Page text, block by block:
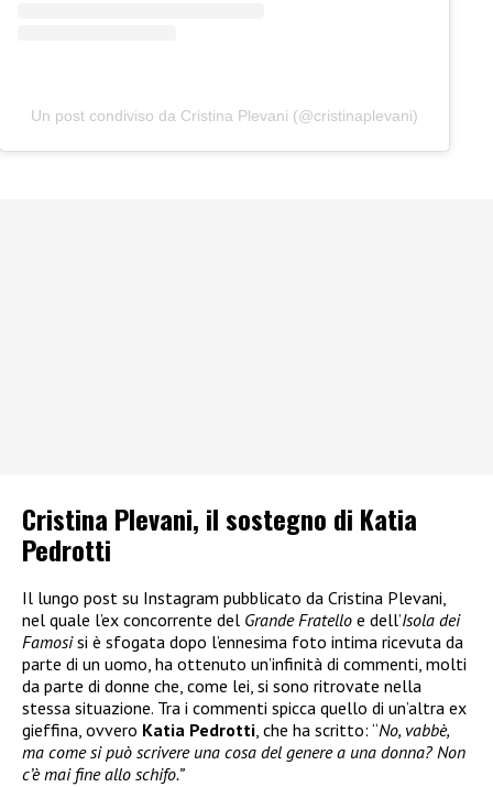
Un post condiviso da Cristina Plevani (@cristinaplevani)
Cristina Plevani, il sostegno di Katia
Pedrotti
Il lungo post su Instagram pubblicato da Cristina Plevani,
nel quale l’ex concorrente del Grande Fratello e dell’Isola dei
Famosisi è sfogata dopo l’ennesima foto intima ricevuta da
parte di un uomo, ha ottenuto un’infinità di commenti, molti
da parte di donne che, come lei, si sono ritrovate nella
stessa situazione. Tra i commenti spicca quello di un’altra ex
gieffina, ovvero Katia Pedrotti, che ha scritto: “No, vabbè,
ma come si può scrivere una cosa del genere a una donna? Non
c’è mai fine allo schifo.”